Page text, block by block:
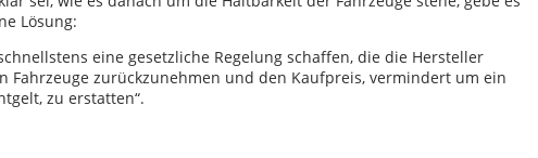
Lösung:
eine gesetzliche Regelung schaffen, die die Hersteller
Fahrzeuge zurückzunehmen und den Kaufpreis, vermindert um ein
zu erstatten“.